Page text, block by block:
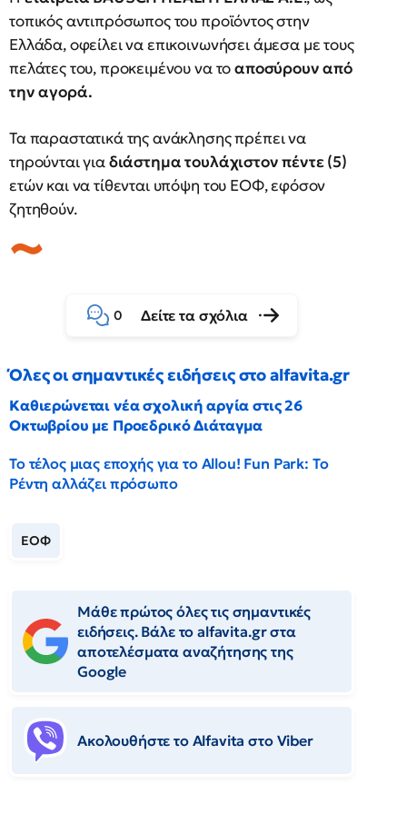
τοπικός αντιπρόσωπος του προϊόντος στην
Ελλάδα, οφείλει να επικοινωνήσει άμεσα με τους
πελάτες του, προκειμένου να τοαποσύρουν από
την αγορά.
Τα παραστατικά της ανάκλησης πρέπει να
τηρούνται γιαδιάστημα τουλάχιστον πέντε (5)
ετών και να τίθενται υπόψη του ΕΟΦ, εφόσον
ζητηθούν.
0 Δείτε τα σχόλια
Όλες οι σημαντικές ειδήσεις στο alfavita.gr
Καθιερώνεται νέα σχολική αργία στις 26
Οκτωβρίου με Προεδρικό Διάταγμα
Το τέλος μιας εποχής για το Allou! Fun Park: Το
Ρέντη αλλάζει πρόσωπο
ΕΟΦ
Μάθε πρώτος όλες τις σημαντικές
ειδήσεις. Βάλε το alfavita.gr στα
αποτελέσματα αναζήτησης της
Google
Ακολουθήστε το Αlfavita στο Viber